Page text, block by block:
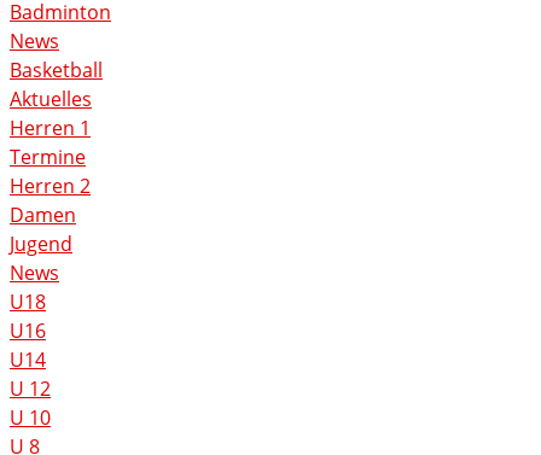
Badminton
News
Basketball
Aktuelles
Herren 1
Termine
Herren 2
Damen
Jugend
News
U18
U16
U14
U 12
U 10
U 8